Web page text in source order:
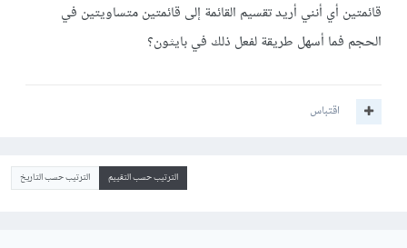
قائمتين أي أنني أريد تقسيم القائمة إلى قائمتين متساويتين في
الحجم فما أسهل طريقة لفعل ذلك في بايثون؟
اقتباس
الترتيب حسب التقييم الترتيب حسب التاريخ